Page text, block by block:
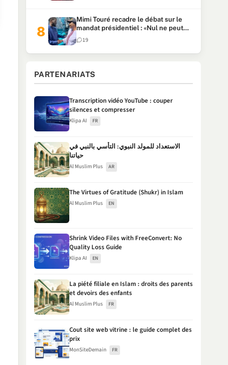
Mimi Touré recadre le débat sur le
mandat présidentiel : «Nul ne peut
faire plus de deux mandats
consécutifs de 5 ans»
19
PARTENARIATS
Transcription vidéo YouTube : couper
silences et compresser
Klipa AI FR
الاستعداد للمولد النبوي: التأسي بالنبي في
حياتنا
Al Muslim Plus AR
The Virtues of Gratitude (Shukr) in Islam
Al Muslim Plus EN
Shrink Video Files with FreeConvert: No
Quality Loss Guide
Klipa AI EN
La piété filiale en Islam : droits des parents
et devoirs des enfants
Al Muslim Plus FR
Cout site web vitrine : le guide complet des
prix
MonSiteDemain FR